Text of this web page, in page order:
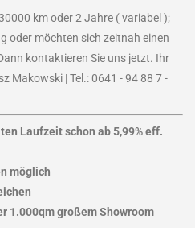
km oder 2 Jahre ( variabel );
oder möchten sich zeitnah einen
kontaktieren Sie uns jetzt. Ihr
Makowski | Tel.: 0641 - 94 88 7 -
Laufzeit schon ab 5,99% eff.
möglich
1.000qm großem Showroom